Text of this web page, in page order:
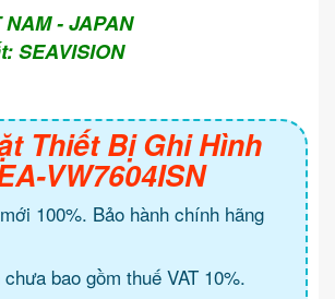
- JAPAN
SEAVISION
Thiết Bị Ghi Hình
VW7604ISN
100%. Bảo hành chính hãng
bao gồm thuế VAT 10%.